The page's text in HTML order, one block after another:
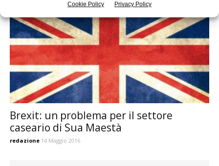
Cookie Policy Privacy Policy
Brexit: un problema per il settore
caseario di Sua Maestà
redazione 14 Maggio 2016